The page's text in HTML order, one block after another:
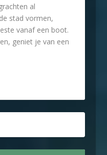
al
stad vormen,
vanaf een boot.
geniet je van een